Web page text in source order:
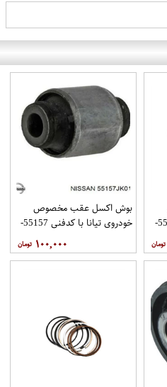
خودروی تیانا با کدفنی 55148-
بوش اکسل عقب مخصوص
خودروی تیانا با کدفنی 55157-
فروشگاه مگاموتور۱۰۰,۰۰۰